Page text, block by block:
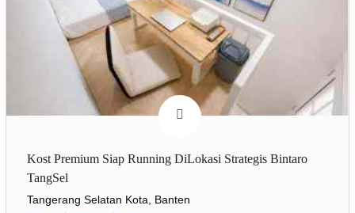
Kost Premium Siap Running DiLokasi Strategis Bintaro
TangSel
Tangerang Selatan Kota, Banten